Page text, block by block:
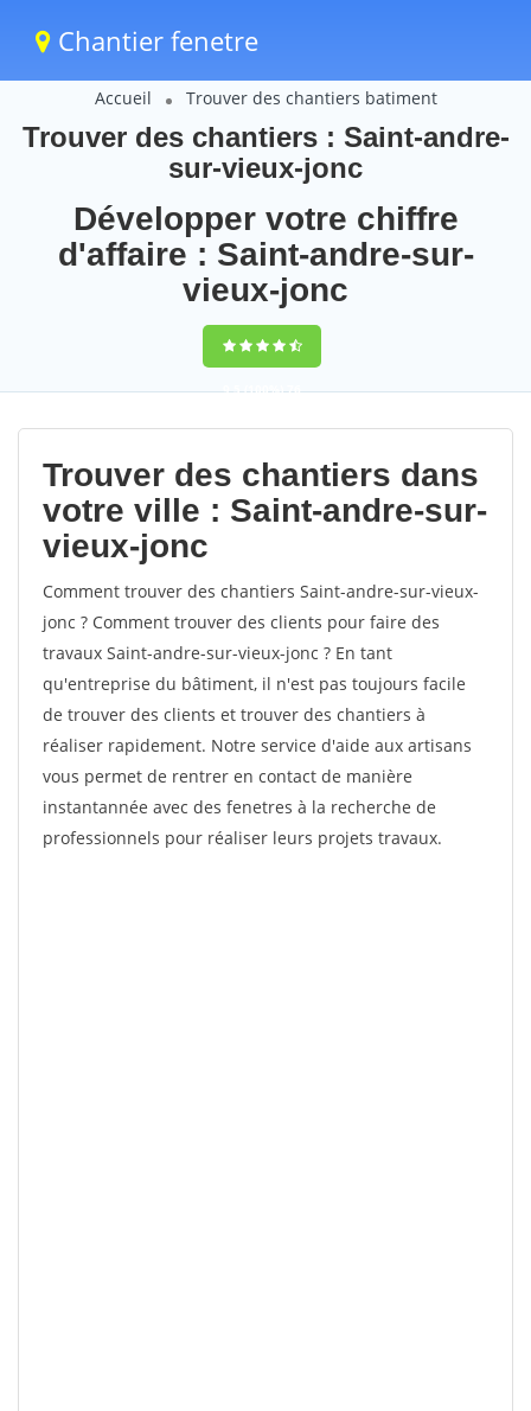
Chantier fenetre
Accueil Trouver des chantiers batiment
Trouver des chantiers : Saint-andre-
sur-vieux-jonc
Développer votre chiffre
d'affaire : Saint-andre-sur-
vieux-jonc
9,5(100%)76
votes
Trouver des chantiers dans
votre ville : Saint-andre-sur-
vieux-jonc
Comment trouver des chantiers Saint-andre-sur-vieux-
jonc ? Comment trouver des clients pour faire des
travaux Saint-andre-sur-vieux-jonc ? En tant
qu'entreprise du bâtiment, il n'est pas toujours facile
de trouver des clients et trouver des chantiers à
réaliser rapidement. Notre service d'aide aux artisans
vous permet de rentrer en contact de manière
instantannée avec des fenetres à la recherche de
professionnels pour réaliser leurs projets travaux.